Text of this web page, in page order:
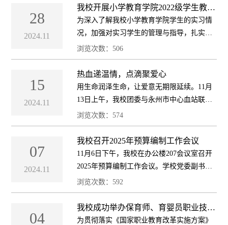
打破成员之间的隔阂，逐渐建立起积极的...
28
2024.11
我校开展小学教育学院2022级学生教育
实习检查工作
为深入了解我校小学教育学院学生的实习情
况，加强对实习学生的管理与指导，扎实推
进教育实习工作。11月27日上午，学校党委
委员、副校长何仙玉带领教务处、小学教育
学院相关负责人前往永州市蘋洲小学、师专
附...
浏览次数：506
15
2024.11
热血递温情，点滴聚爱心
用生命润泽生命，让爱意无期限延续。11月
13日上午，我校团委与永州市中心血站联合
举办了热血递温情，点滴聚爱心无偿献血活
动。全校师生积极响应，踊跃参加，让献血
成为联络人们情感交流的纽带，用爱心和
热...
浏览次数：574
07
2024.11
我校召开2025年预算编制工作会议
11月6日下午，我校在办公楼207会议室召开
2025年预算编制工作会议。学校党委副书
记、校长汪华明，党委委员、副校长邓国林
出席会议，会议由财务校产处处长陈真海主
持，学校各部门主要负责人、报账员和全体
财务人...
浏览次数：592
04
我校成功举办保育师、育婴员职业技能
等级认定考试
为贯彻落实《国家职业教育改革实施方案》